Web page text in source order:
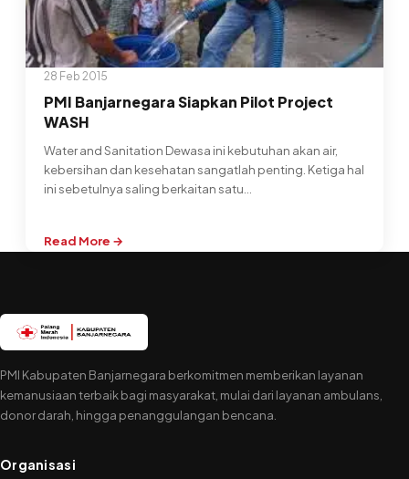
28 Feb 2015
PMI Banjarnegara Siapkan Pilot Project
WASH
Water and Sanitation Dewasa ini kebutuhan akan air,
kebersihan dan kesehatan sangatlah penting. Ketiga hal
ini sebetulnya saling berkaitan satu…
Read More →
:
Pilot
Project
PMI Kabupaten Banjarnegara berkomitmen memberikan layanan
kemanusiaan terbaik bagi masyarakat, mulai dari layanan ambulans,
donor darah, hingga penanggulangan bencana.
Organisasi